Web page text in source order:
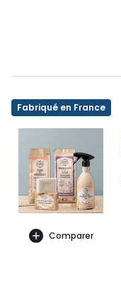
Fabriqué en France
Comparer